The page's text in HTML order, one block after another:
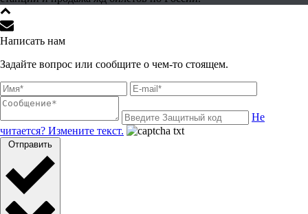
Написать нам
Задайте вопрос или сообщите о чем-то стоящем.
Не
читается? Измените текст.
Отправить